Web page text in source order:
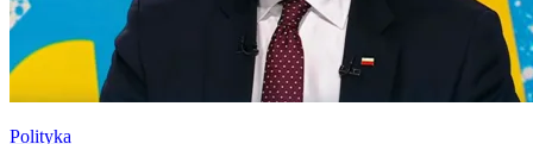
Polityka